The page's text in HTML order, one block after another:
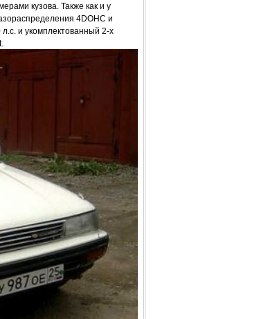
кузова. Также как и у
4DOHC и
и укомплектованный 2-х